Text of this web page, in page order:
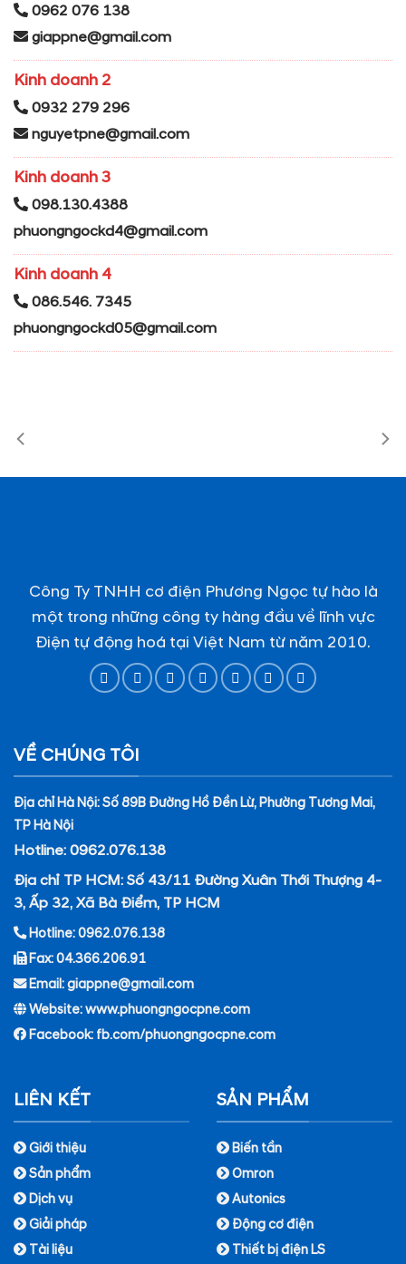
0962 076 138
giappne@gmail.com
Kinh doanh 2
0932 279 296
nguyetpne@gmail.com
Kinh doanh 3
098.130.4388
phuongngockd4@gmail.com
Kinh doanh 4
086.546. 7345
phuongngockd05@gmail.com
Công Ty TNHH cơ điện Phương Ngọc tự hào là
một trong những công ty hàng đầu về lĩnh vực
Điện tự động hoá tại Việt Nam từ năm 2010.
VỀ CHÚNG TÔI
Địa chỉ Hà Nội: Số 89B Đường Hồ Đền Lừ, Phường Tương Mai,
TP Hà Nội
Hotline: 0962.076.138
Địa chỉ TP HCM: Số 43/11 Đường Xuân Thới Thượng 4-
3, Ấp 32, Xã Bà Điểm, TP HCM
Hotline: 0962.076.138
Fax: 04.366.206.91
Email: giappne@gmail.com
Website: www.phuongngocpne.com
Facebook: fb.com/phuongngocpne.com
LIÊN KẾT
Giới thiệu
Sản phẩm
Dịch vụ
Giải pháp
Tài liệu
SẢN PHẨM
Biến tần
Omron
Autonics
Động cơ điện
Thiết bị điện LS